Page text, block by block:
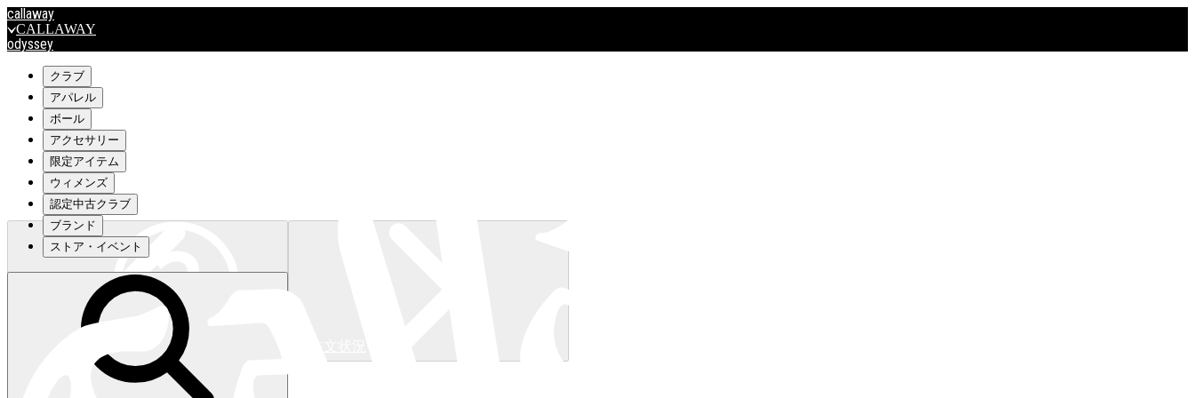
callaway
CALLAWAY
odyssey
travismathew
outlet
OUTLET
キャロウェイアパレルはこちら>>>
キャロウェイアパレルはこちら>>>
クラブ
アパレル
ボール
アクセサリー
限定アイテム
ウィメンズ
認定中古クラブ
ブランド
ストア・イベント